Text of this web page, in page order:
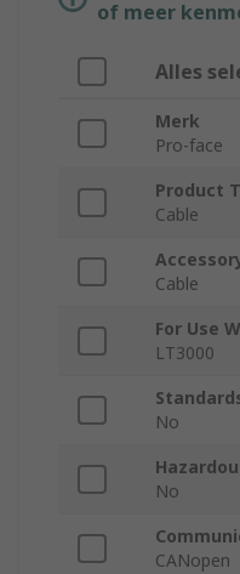
of meer
Alles
Merk
Pro-face
Product
Cable
Cable
For Use
LT3000
No
No
CANopen